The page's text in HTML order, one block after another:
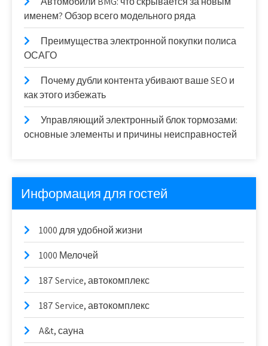
именем? Обзор всего модельного ряда
Преимущества электронной покупки полиса
ОСАГО
Почему дубли контента убивают ваше SEO и
как этого избежать
Управляющий электронный блок тормозами:
основные элементы и причины неисправностей
Информация для гостей
1000 для удобной жизни
1000 Мелочей
187 Service, автокомплекс
187 Service, автокомплекс
A&t, сауна